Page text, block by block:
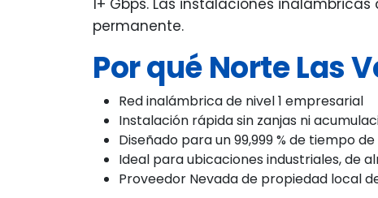
1+ Gbps. Las instalaciones
permanente.
Por qué Norte Las
Red inalámbrica de nivel 1 empresarial
Instalación rápida sin zanjas ni
Diseñado para un 99,999 % de tiempo
Ideal para ubicaciones industriales, de
Proveedor Nevada de propiedad local